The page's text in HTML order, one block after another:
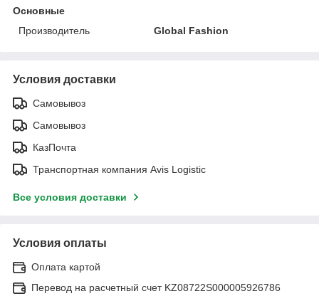
Основные
Производитель
Global Fashion
Условия доставки
Самовывоз
Самовывоз
КазПочта
Транспортная компания Avis Logistic
Все условия доставки
Условия оплаты
Оплата картой
Перевод на расчетный счет KZ08722S000005926786